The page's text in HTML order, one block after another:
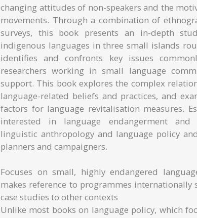
changing attitudes of non-speakers and the
movements. Through a combination of
surveys, this book presents an in-depth
indigenous languages in three small islands
identifies and confronts key issues
researchers working in small language
support. This book explores the complex
language-related beliefs and practices, and
factors for language revitalisation measures.
interested in language endangerment and
linguistic anthropology and language policy
planners and campaigners.
Focuses on small, highly endangered
makes reference to programmes internationally
case studies to other contexts
Unlike most books on language policy, which